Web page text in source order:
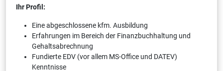
Ihr Profil:
Eine abgeschlossene kfm. Ausbildung
Erfahrungen im Bereich der Finanzbuchhaltung und
Gehaltsabrechnung
Fundierte EDV (vor allem MS-Office und DATEV)
Kenntnisse